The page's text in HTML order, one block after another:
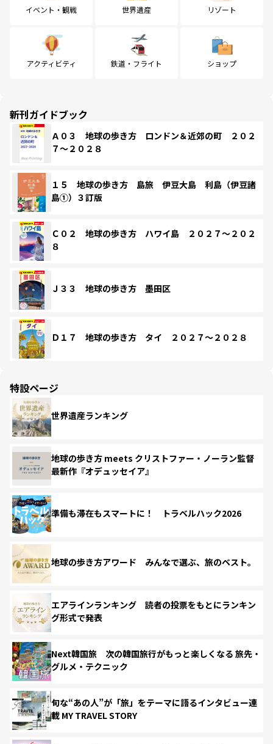
イベント・観戦 世界遺産 リゾート
アクティビティ 鉄道・フライト ショップ
新刊ガイドブック
Ａ０３ 地球の歩き方 ロンドン＆近郊の町 ２０２
７～２０２８
１５ 地球の歩き方 島旅 伊豆大島 利島（伊豆諸
島①）３訂版
Ｃ０２ 地球の歩き方 ハワイ島 ２０２７～２０２
８
Ｊ３３ 地球の歩き方 墨田区
Ｄ１７ 地球の歩き方 タイ ２０２７～２０２８
特設ページ
世界遺産ランキング
地球の歩き方 meets クリストファー・ノーラン監督
最新作『オデュッセイア』
準備も滞在もスマートに！ トラベルハック2026
地球の歩き方アワード みんなで選ぶ、旅のベスト。
エアラインランキング 読者の投票をもとにランキン
グ形式で発表
Next韓国旅 次の韓国旅行がもっと楽しくなる 旅先・
グルメ・テクニック
旬な“あの人”が「旅」をテーマに語るインタビュー連
載 MY TRAVEL STORY